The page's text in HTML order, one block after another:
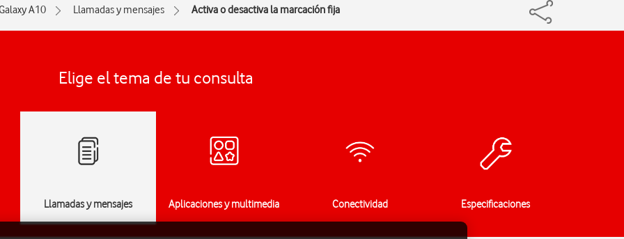
A10 Llamadas y mensajes Activa o desactiva la marcación fija
Elige el tema de tu consulta
Llamadas y mensajes Aplicaciones y multimedia Conectividad Especificaciones